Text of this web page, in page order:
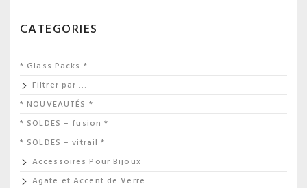
CATEGORIES
* Glass Packs *
Filtrer par …
* NOUVEAUTÉS *
* SOLDES – fusion *
* SOLDES – vitrail *
Accessoires Pour Bijoux
Agate et Accent de Verre